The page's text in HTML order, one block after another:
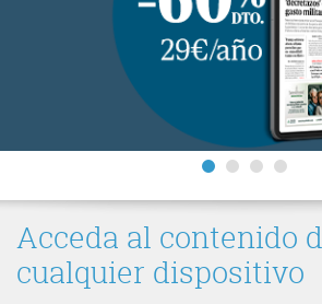
Acceda al contenido
cualquier dispositivo